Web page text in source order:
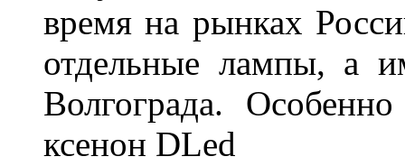
время на рынках
отдельные лампы, а
Волгограда.
ксенон DLed